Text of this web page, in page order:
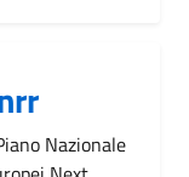
Nazionale